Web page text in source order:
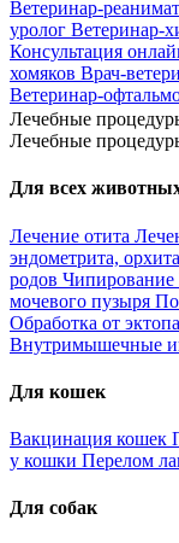
Ветеринар-
уролог Ветеринар-
Консультация
хомяков Врач-
Ветеринар-
Лечебные
Лечебные
Для всех
Лечение отита
эндометрита, орхита
родов Чипирование
мочевого пузыря
Обработка от
Внутримышечные
Для кошек
Вакцинация кошек
у кошки Перелом
Для собак